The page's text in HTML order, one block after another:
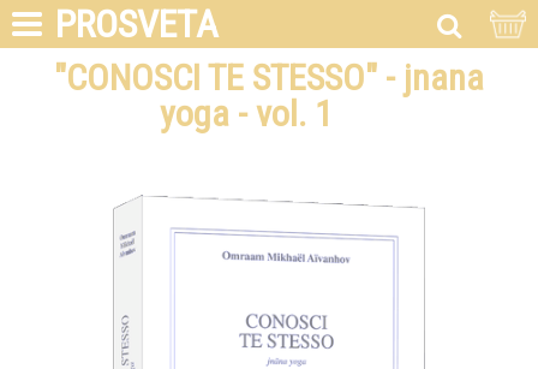
PROSVETA
"CONOSCI TE STESSO" - jnana
yoga - vol. 1